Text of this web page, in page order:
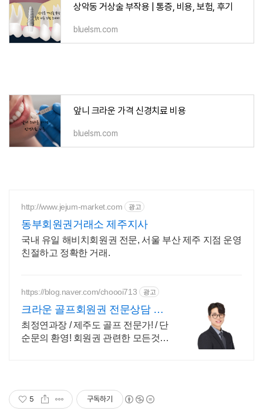
상악동 거상술 부작용 | 통증, 비용, 보험, 후기
bluelsm.com
앞니 크라운 가격 신경치료 비용
bluelsm.com
http://www.jejum-market.com 광고
동부회원권거래소 제주지사
국내 유일 해비치회원권 전문, 서울 부산 제주 지점 운영
친절하고 정확한 거래.
https://blog.naver.com/choooi713 광고
크라운 골프회원권 전문상담 시
세, 매물정보, 전문상담
최정연과장 / 제주도 골프 전문가! / 단
순문의 환영! 회원권 관련한 모든것~~
5 구독하기